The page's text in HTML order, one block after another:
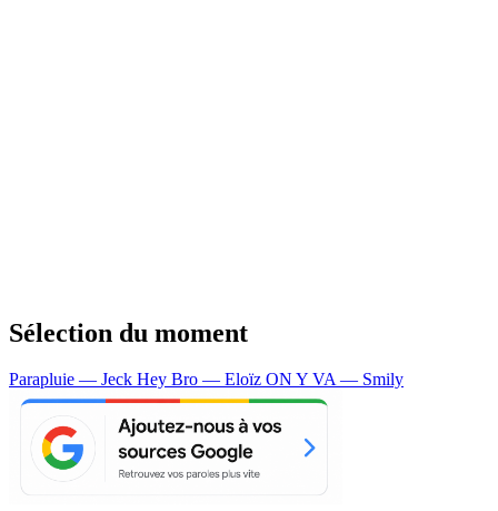
Sélection du moment
Parapluie — Jeck Hey Bro — Eloïz ON Y VA — Smily